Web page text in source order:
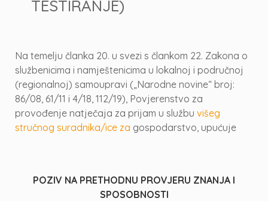
TESTIRANJE)
Na temelju članka 20. u svezi s člankom 22. Zakona o
službenicima i namještenicima u lokalnoj i područnoj
(regionalnoj) samoupravi („Narodne novine“ broj:
86/08, 61/11 i 4/18, 112/19), Povjerenstvo za
provođenje natječaja za prijam u službu višeg
stručnog suradnika/ice za gospodarstvo, upućuje
POZIV NA PRETHODNU PROVJERU ZNANJA I
SPOSOBNOSTI